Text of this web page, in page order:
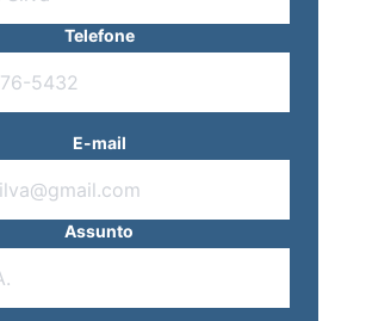
Telefone
E-mail
Assunto